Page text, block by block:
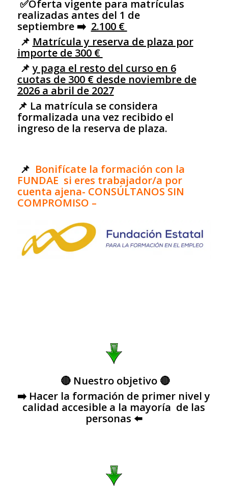
✅Oferta vigente para matrículas
realizadas antes del 1 de
septiembre ➡️ 2.100 €
📌 Matrícula y reserva de plaza por
importe de 300 €
📌 y paga el resto del curso en 6
cuotas de 300 € desde noviembre de
2026 a abril de 2027
📌 La matrícula se considera
formalizada una vez recibido el
ingreso de la reserva de plaza.
📌 Bonifícate la formación con la
FUNDAE si eres trabajador/a por
cuenta ajena- CONSÚLTANOS SIN
COMPROMISO –
🔴 Nuestro objetivo🔴
➡️ Hacer la formación de primer nivel y
calidad accesible a la mayoría de las
personas ⬅️